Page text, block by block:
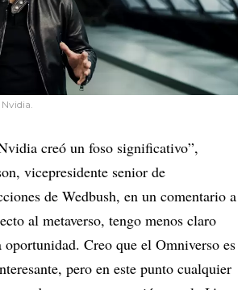
creó un foso significativo”,
vicepresidente senior de
de Wedbush, en un comentario a
al metaverso, tengo menos claro
oportunidad. Creo que el Omniverso es
pero en este punto cualquier